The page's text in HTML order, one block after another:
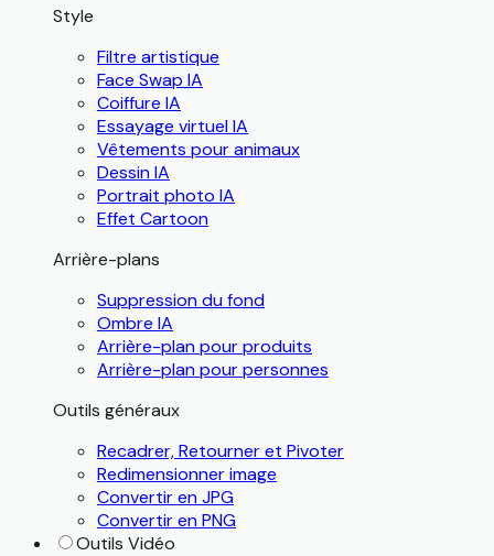
Style
Filtre artistique
Face Swap IA
Coiffure IA
Essayage virtuel IA
Vêtements pour animaux
Dessin IA
Portrait photo IA
Effet Cartoon
Arrière-plans
Suppression du fond
Ombre IA
Arrière-plan pour produits
Arrière-plan pour personnes
Outils généraux
Recadrer, Retourner et Pivoter
Redimensionner image
Convertir en JPG
Convertir en PNG
Outils Vidéo